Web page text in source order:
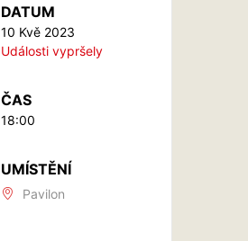
DATUM
10 Kvě 2023
Události vypršely
ČAS
18:00
UMÍSTĚNÍ
Pavilon